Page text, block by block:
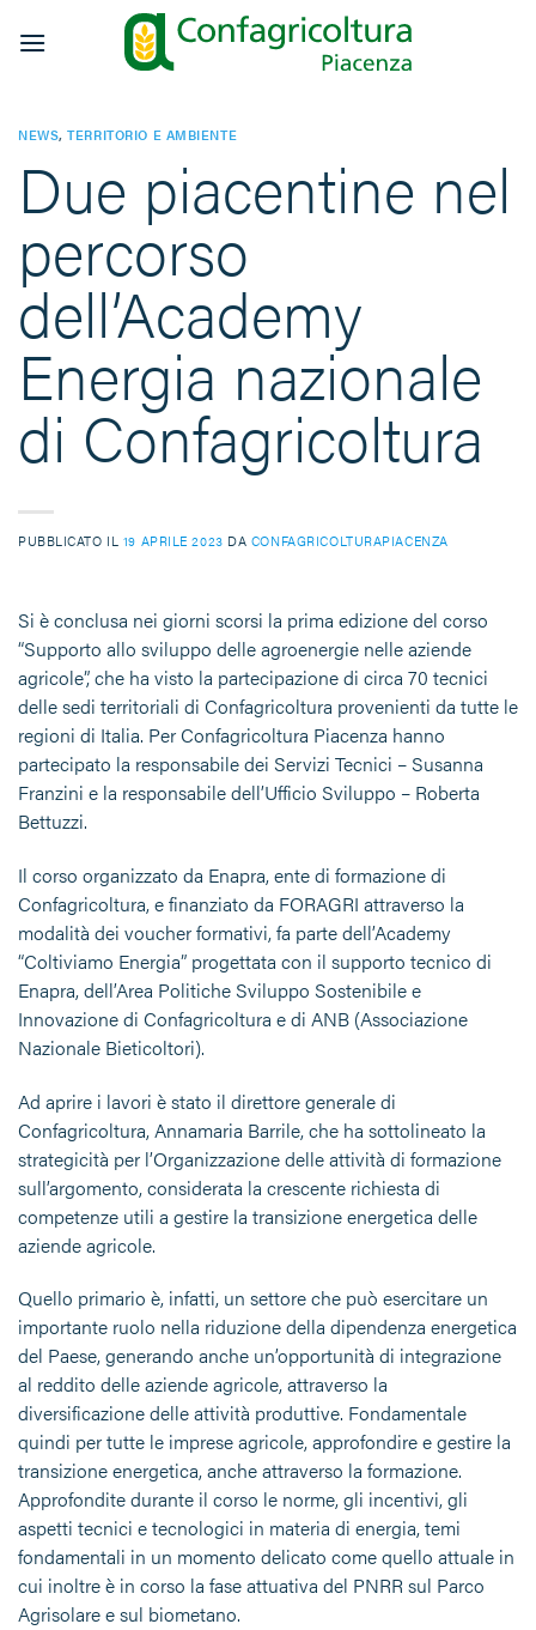
NEWS,TERRITORIO E AMBIENTE
Due piacentine nel
percorso
dell’Academy
Energia nazionale
di Confagricoltura
PUBBLICATO IL 19 APRILE 2023 DA CONFAGRICOLTURAPIACENZA
Si è conclusa nei giorni scorsi la prima edizione del corso
“Supporto allo sviluppo delle agroenergie nelle aziende
agricole”, che ha visto la partecipazione di circa 70 tecnici
delle sedi territoriali di Confagricoltura provenienti da tutte le
regioni di Italia. Per Confagricoltura Piacenza hanno
partecipato la responsabile dei Servizi Tecnici – Susanna
Franzini e la responsabile dell’Ufficio Sviluppo – Roberta
Bettuzzi.
Il corso organizzato da Enapra, ente di formazione di
Confagricoltura, e finanziato da FORAGRI attraverso la
modalità dei voucher formativi, fa parte dell’Academy
“Coltiviamo Energia” progettata con il supporto tecnico di
Enapra, dell’Area Politiche Sviluppo Sostenibile e
Innovazione di Confagricoltura e di ANB (Associazione
Nazionale Bieticoltori).
Ad aprire i lavori è stato il direttore generale di
Confagricoltura, Annamaria Barrile, che ha sottolineato la
strategicità per l’Organizzazione delle attività di formazione
sull’argomento, considerata la crescente richiesta di
competenze utili a gestire la transizione energetica delle
aziende agricole.
Quello primario è, infatti, un settore che può esercitare un
importante ruolo nella riduzione della dipendenza energetica
del Paese, generando anche un’opportunità di integrazione
al reddito delle aziende agricole, attraverso la
diversificazione delle attività produttive. Fondamentale
quindi per tutte le imprese agricole, approfondire e gestire la
transizione energetica, anche attraverso la formazione.
Approfondite durante il corso le norme, gli incentivi, gli
aspetti tecnici e tecnologici in materia di energia, temi
fondamentali in un momento delicato come quello attuale in
cui inoltre è in corso la fase attuativa del PNRR sul Parco
Agrisolare e sul biometano.